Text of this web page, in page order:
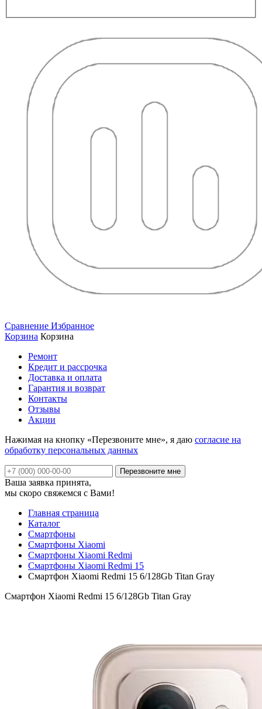
Сравнение Избранное
Корзина Корзина
Ремонт
Кредит и рассрочка
Доставка и оплата
Гарантия и возврат
Контакты
Отзывы
Акции
Нажимая на кнопку «Перезвоните мне», я даю согласие на
обработку персональных данных
Ваша заявка принята,
мы скоро свяжемся с Вами!
Главная страница
Каталог
Смартфоны
Смартфоны Xiaomi
Смартфоны Xiaomi Redmi
Смартфоны Xiaomi Redmi 15
Смартфон Xiaomi Redmi 15 6/128Gb Titan Gray
Смартфон Xiaomi Redmi 15 6/128Gb Titan Gray